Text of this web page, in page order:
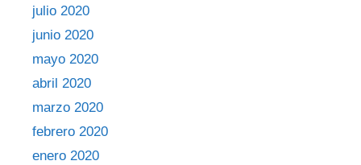
julio 2020
junio 2020
mayo 2020
abril 2020
marzo 2020
febrero 2020
enero 2020